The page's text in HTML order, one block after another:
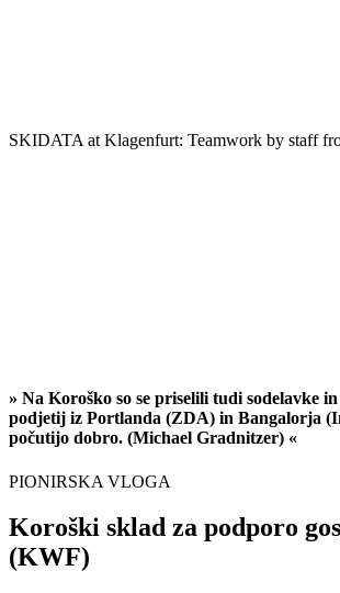
SKIDATA at Klagenfurt: Teamwork by staff
» Na Koroško so se priselili tudi sodelavke
podjetij iz Portlanda (ZDA) in Bangalorja
počutijo dobro. (Michael Gradnitzer) «
PIONIRSKA VLOGA
Koroški sklad za podporo
(KWF)